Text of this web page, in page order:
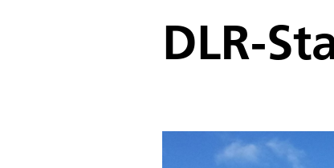
DLR-